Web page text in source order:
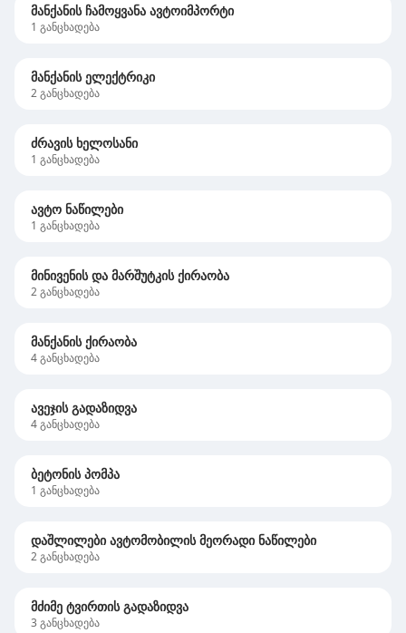
მანქანის ჩამოყვანა ავტოიმპორტი
1 განცხადება
მანქანის ელექტრიკი
2განცხადება
ძრავის ხელოსანი
1 განცხადება
ავტო ნაწილები
1 განცხადება
მინივენის და მარშუტკის ქირაობა
2განცხადება
მანქანის ქირაობა
4განცხადება
ავეჯის გადაზიდვა
4განცხადება
ბეტონის პომპა
1 განცხადება
დაშლილები ავტომობილის მეორადი ნაწილები
2განცხადება
მძიმე ტვირთის გადაზიდვა
3 განცხადება